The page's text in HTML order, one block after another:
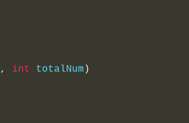
, int totalNum )